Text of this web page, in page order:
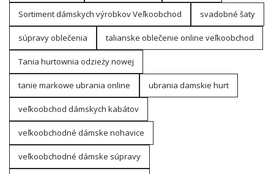
Sortiment dámskych výrobkov Veľkoobchod svadobné šaty
súpravy oblečenia talianske oblečenie online veľkoobchod
Tania hurtownia odzieży nowej
tanie markowe ubrania online ubrania damskie hurt
veľkoobchod dámskych kabátov
veľkoobchodné dámske nohavice
veľkoobchodné dámske súpravy